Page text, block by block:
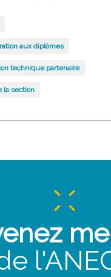
aux diplômes
technique partenaire
la section